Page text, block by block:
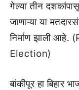
गेल्या तीन
जाणाऱ्या या
निर्माण झाली
Election)
बांकीपूर हा बिहार